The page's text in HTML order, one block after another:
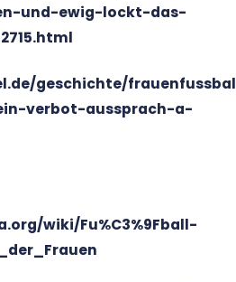
und-ewig-lockt-das-
geschichte/
verbot-aussprach-a-
wiki/Fu%C3%9Fball-